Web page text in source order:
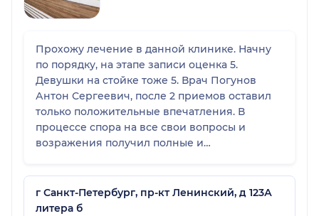
Прохожу лечение в данной клинике. Начну
по порядку, на этапе записи оценка 5.
Девушки на стойке тоже 5. Врач Погунов
Антон Сергеевич, после 2 приемов оставил
только положительные впечатления. В
процессе спора на все свои вопросы и
возражения получил полные и
лечение, медсестры
клиентоориентиртванностью не отличаются.
Это немного портит ощущения от клиники.
г Санкт-Петербург, пр-кт Ленинский, д 123А
литера б